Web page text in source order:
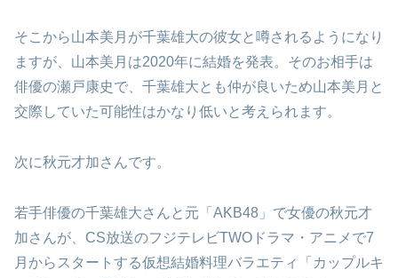
そこから山本美月が千葉雄大の彼女と噂されるようになり
ますが、山本美月は2020年に結婚を発表。そのお相手は
俳優の瀬戸康史で、千葉雄大とも仲が良いため山本美月と
交際していた可能性はかなり低いと考えられます。
次に秋元才加さんです。
若手俳優の千葉雄大さんと元「AKB48」で女優の秋元才
加さんが、CS放送のフジテレビTWOドラマ・アニメで7
月からスタートする仮想結婚料理バラエティ「カップルキ